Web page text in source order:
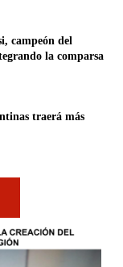
campeón del
la comparsa
traerá más